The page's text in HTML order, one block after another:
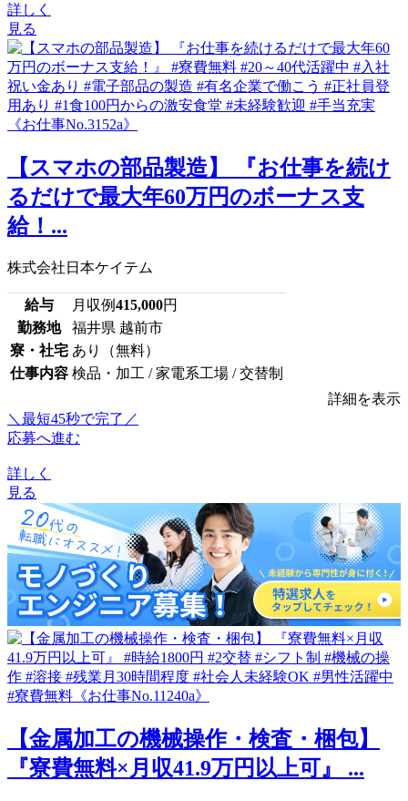
詳しく
見る
【スマホの部品製造】 『お仕事を続け
るだけで最大年60万円のボーナス支
給！...
株式会社日本ケイテム
給与 月収例415,000円
勤務地
福井県 越前市
寮・社宅 あり（無料）
仕事内容 検品・加工 / 家電系工場 / 交替制
詳細を表示
＼最短45秒で完了／
応募へ進む
詳しく
見る
【金属加工の機械操作・検査・梱包】
『寮費無料×月収41.9万円以上可』 ...